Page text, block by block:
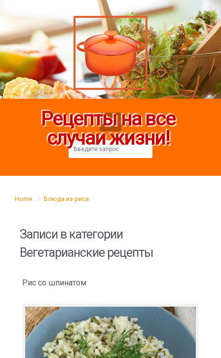
Рецепты на все
случаи жизни!
Home Блюда из риса
Записи в категории
Вегетарианские рецепты
Рис со шпинатом